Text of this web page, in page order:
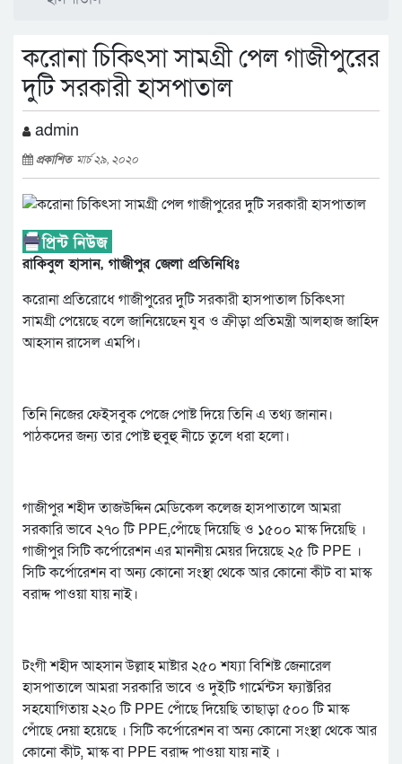
করোনা চিকিৎসা সামগ্রী পেল গাজীপুরের
দুটি সরকারী হাসপাতাল
admin
প্রকাশিত মার্চ ২৯, ২০২০
রাকিবুল হাসান, গাজীপুর জেলা প্রতিনিধিঃ
করোনা প্রতিরোধে গাজীপুরের দুটি সরকারী হাসপাতাল চিকিৎসা
সামগ্রী পেয়েছে বলে জানিয়েছেন যুব ও ক্রীড়া প্রতিমন্ত্রী আলহাজ জাহিদ
আহসান রাসেল এমপি।
তিনি নিজের ফেইসবুক পেজে পোষ্ট দিয়ে তিনি এ তথ্য জানান।
পাঠকদের জন্য তার পোষ্ট হুবুহু নীচে তুলে ধরা হলো।
গাজীপুর শহীদ তাজউদ্দিন মেডিকেল কলেজ হাসপাতালে আমরা
সরকারি ভাবে ২৭০ টি PPE,পোঁছে দিয়েছি ও ১৫০০ মাস্ক দিয়েছি ।
গাজীপুর সিটি কর্পোরেশন এর মাননীয় মেয়র দিয়েছে ২৫ টি PPE ।
সিটি কর্পোরেশন বা অন্য কোনো সংস্থা থেকে আর কোনো কীট বা মাস্ক
বরাদ্দ পাওয়া যায় নাই।
টংগী শহীদ আহসান উল্লাহ মাষ্টার ২৫০ শয্যা বিশিষ্ট জেনারেল
হাসপাতালে আমরা সরকারি ভাবে ও দুইটি গার্মেন্টস ফ্যাক্টরির
সহযোগিতায় ২২০ টি PPE পোঁছে দিয়েছি তাছাড়া ৫০০ টি মাস্ক
পোঁছে দেয়া হয়েছে । সিটি কর্পোরেশন বা অন্য কোনো সংস্থা থেকে আর
কোনো কীট, মাস্ক বা PPE বরাদ্দ পাওয়া যায় নাই ।